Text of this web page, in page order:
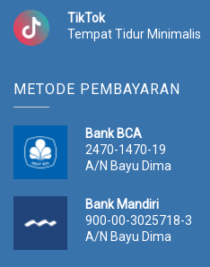
TikTok
Tempat Tidur Minimalis
METODE PEMBAYARAN
Bank BCA
2470-1470-19
A/N Bayu Dima
Bank Mandiri
900-00-3025718-3
A/N Bayu Dima